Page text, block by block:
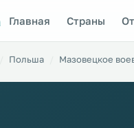
Главная Страны
Польша Мазовецкое